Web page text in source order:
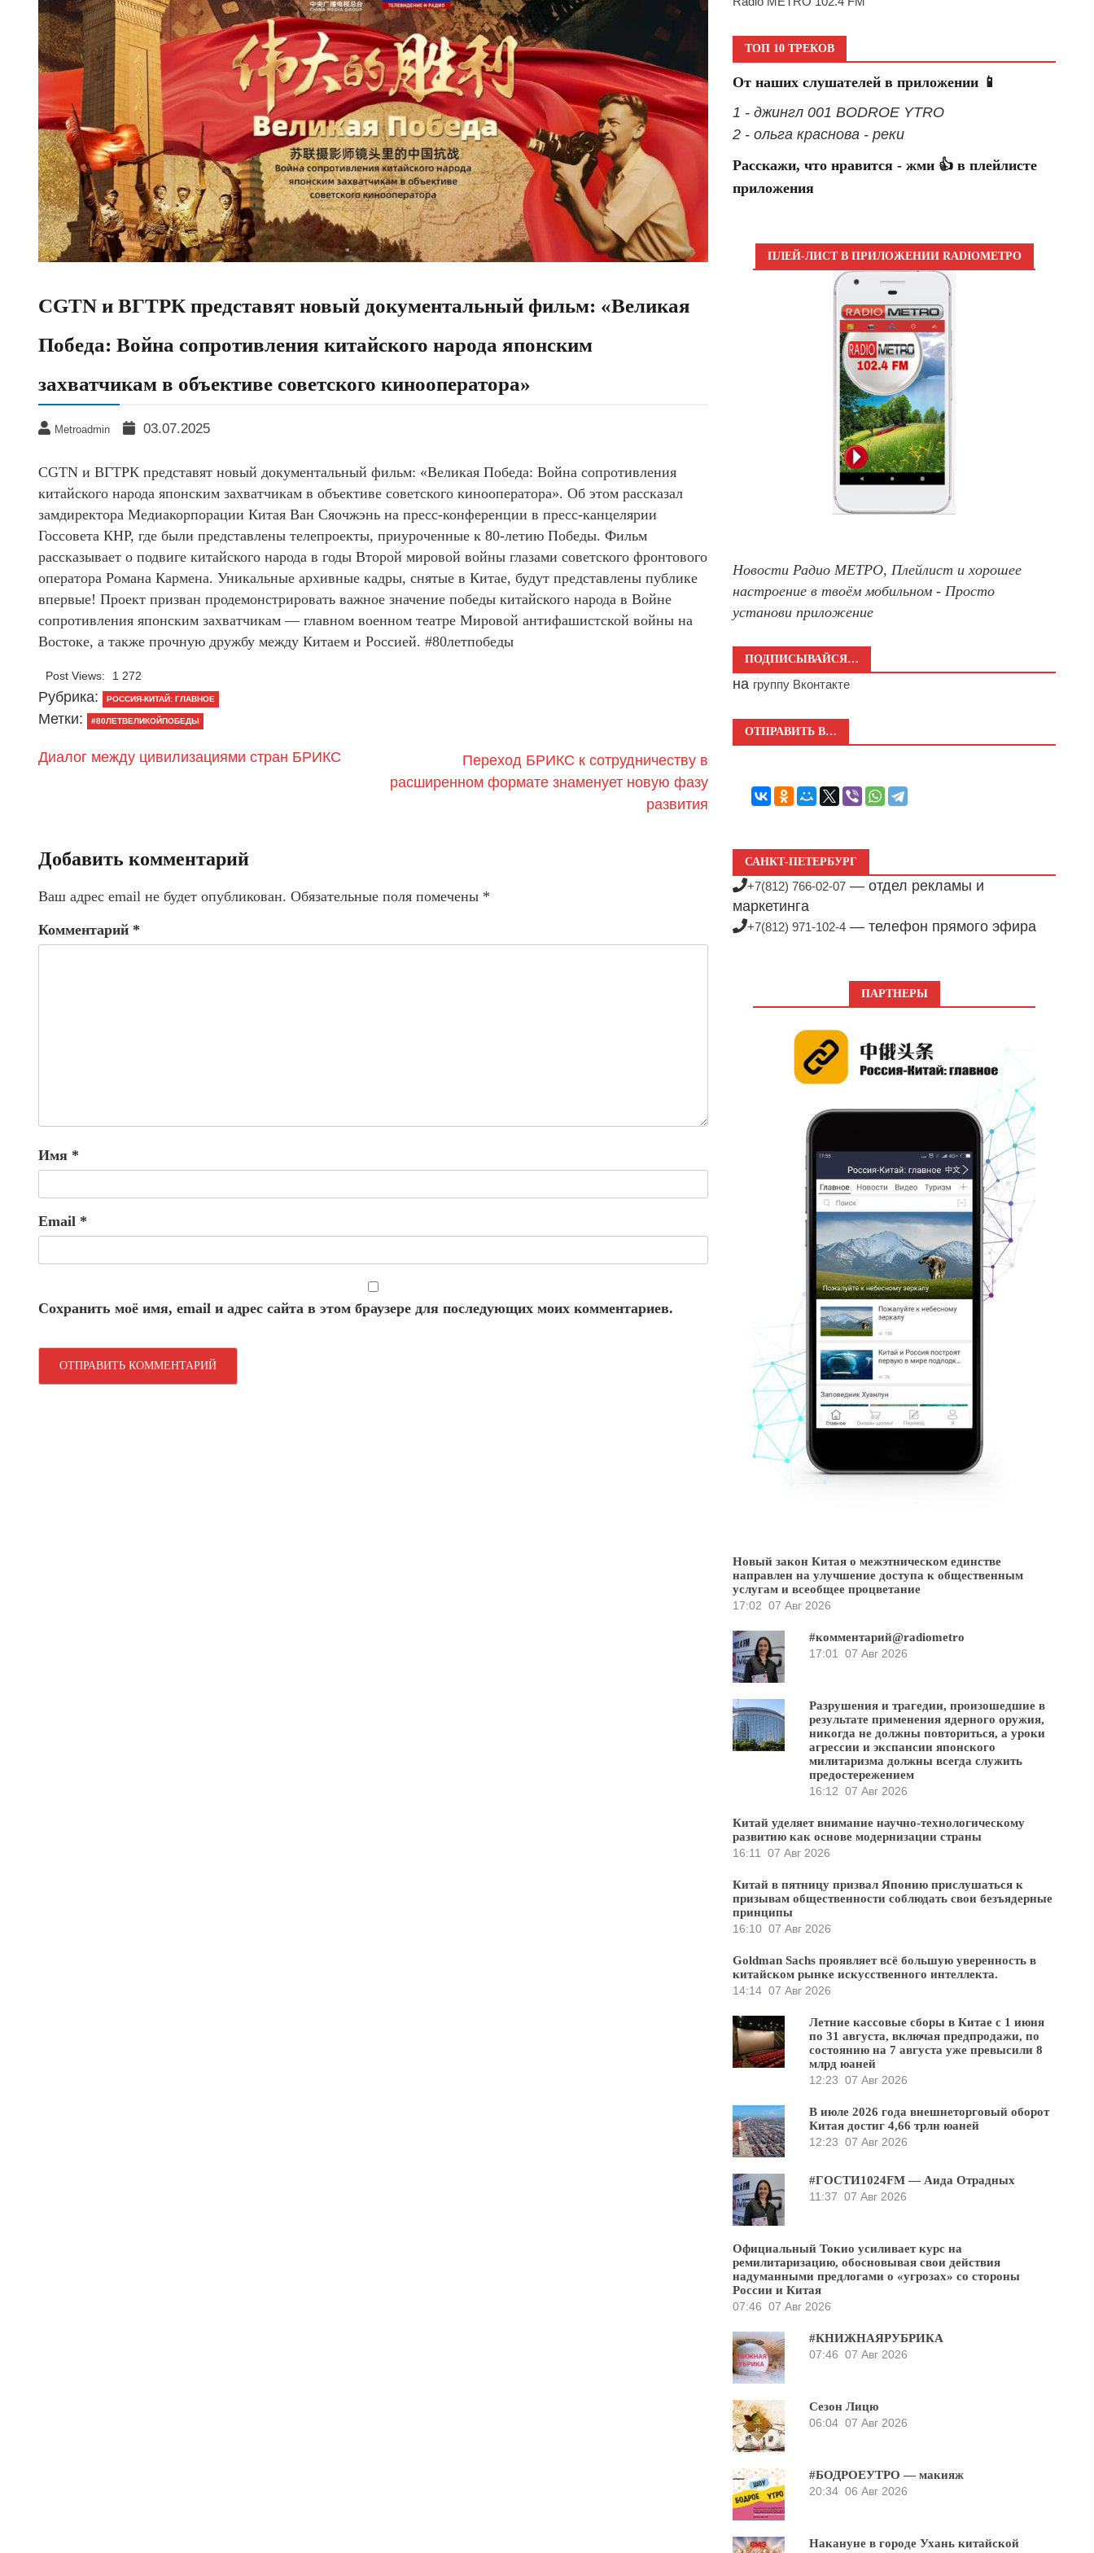
CGTN и ВГТРК представят новый документальный фильм: «Великая
Победа: Война сопротивления китайского народа японским
захватчикам в объективе советского кинооператора»
Metroadmin 03.07.2025
CGTN и ВГТРК представят новый документальный фильм: «Великая Победа: Война сопротивления
китайского народа японским захватчикам в объективе советского кинооператора». Об этом рассказал
замдиректора Медиакорпорации Китая Ван Сяочжэнь на пресс-конференции в пресс-канцелярии
Госсовета КНР, где были представлены телепроекты, приуроченные к 80-летию Победы. Фильм
рассказывает о подвиге китайского народа в годы Второй мировой войны глазами советского фронтового
оператора Романа Кармена. Уникальные архивные кадры, снятые в Китае, будут представлены публике
впервые! Проект призван продемонстрировать важное значение победы китайского народа в Войне
сопротивления японским захватчикам — главном военном театре Мировой антифашистской войны на
Востоке, а также прочную дружбу между Китаем и Россией. #80летпобеды
Post Views: 1 272
Рубрика: РОССИЯ-КИТАЙ: ГЛАВНОЕ
Метки: #80ЛЕТВЕЛИКОЙПОБЕДЫ
Диалог между цивилизациями стран БРИКС
Переход БРИКС к сотрудничеству в
расширенном формате знаменует новую фазу
развития
Добавить комментарий
Ваш адрес email не будет опубликован. Обязательные поля помечены *
Комментарий *
Имя *
Email *
Сохранить моё имя, email и адрес сайта в этом браузере для последующих моих комментариев.
ТОП 10 ТРЕКОВ
От наших слушателей в приложении 📱
1 - джингл 001 BODROE YTRO
2 - ольга краснова - реки
Расскажи, что нравится - жми 👍 в плейлисте
приложения
ПЛЕЙ-ЛИСТ В ПРИЛОЖЕНИИ RADIOМЕТРО
Новости Радио МЕТРО, Плейлист и хорошее
настроение в твоём мобильном - Просто
установи приложение
ПОДПИСЫВАЙСЯ…
на группу Вконтакте
ОТПРАВИТЬ В…
САНКТ-ПЕТЕРБУРГ
+7(812) 766-02-07 — отдел рекламы и
маркетинга
+7(812) 971-102-4 — телефон прямого эфира
ПАРТНЕРЫ
Новый закон Китая о межэтническом единстве
направлен на улучшение доступа к общественным
услугам и всеобщее процветание
17:02 07 Авг 2026
#комментарий@radiometro
17:01
07 Авг 2026
Разрушения и трагедии, произошедшие в
результате применения ядерного оружия,
никогда не должны повториться, а уроки
агрессии и экспансии японского
милитаризма должны всегда служить
предостережением
16:12 07 Авг 2026
Китай уделяет внимание научно-технологическому
развитию как основе модернизации страны
16:11
07 Авг 2026
Китай в пятницу призвал Японию прислушаться к
призывам общественности соблюдать свои безъядерные
принципы
16:10 07 Авг 2026
Goldman Sachs проявляет всё большую уверенность в
китайском рынке искусственного интеллекта.
14:14 07 Авг 2026
Летние кассовые сборы в Китае с 1 июня
по 31 августа, включая предпродажи, по
состоянию на 7 августа уже превысили 8
млрд юаней
12:23 07 Авг 2026
В июле 2026 года внешнеторговый оборот
Китая достиг 4,66 трлн юаней
12:23 07 Авг 2026
#ГОСТИ1024FM — Аида Отрадных
11:37 07 Авг 2026
Официальный Токио усиливает курс на
ремилитаризацию, обосновывая свои действия
надуманными предлогами о «угрозах» со стороны
России и Китая
07:46 07 Авг 2026
#КНИЖНАЯРУБРИКА
07:46 07 Авг 2026
Сезон Лицю
06:04 07 Авг 2026
#БОДРОЕУТРО — макияж
20:34 06 Авг 2026
Накануне в городе Ухань китайской